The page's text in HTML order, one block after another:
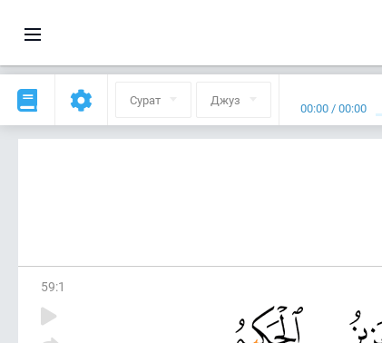
Сурат Джуз 00:00 /00:00
59:1